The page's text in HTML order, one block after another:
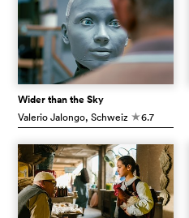
Wider than the Sky
Valerio Jalongo, Schweiz c6.7